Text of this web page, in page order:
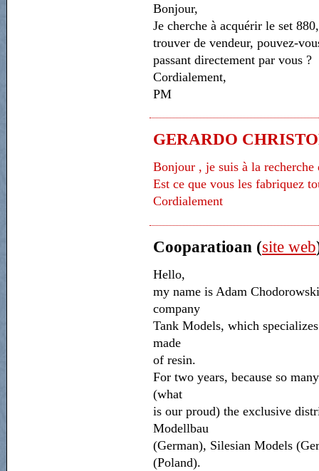
Bonjour,
Je cherche à acquérir le set
trouver de vendeur, pouvez-
passant directement par vous ?
Cordialement,
PM
GERARDO
Bonjour , je suis à la
Est ce que vous les fabriquez
Cordialement
Cooparatioan (site web
Hello,
my name is Adam
company
Tank Models, which
made
of resin.
For two years, because so
(what
is our proud) the exclusive
Modellbau
(German), Silesian Models
(Poland).